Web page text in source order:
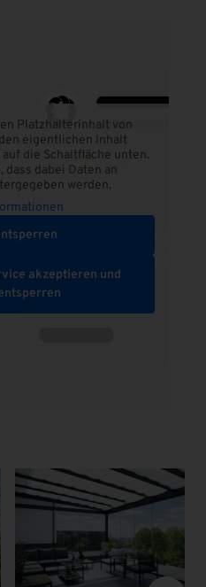
Platzhalterinhalt von
eigentlichen Inhalt
die Schaltfläche unten.
dass dabei Daten an
werden.
akzeptieren und